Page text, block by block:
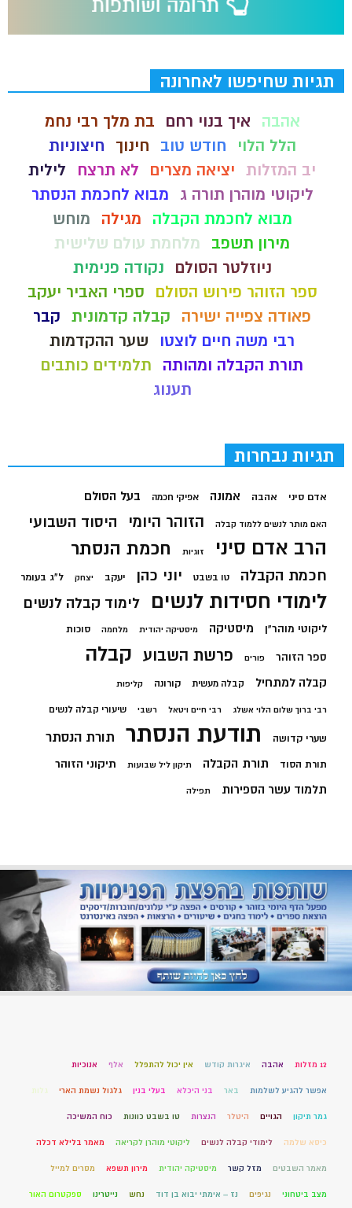
תגיות שחיפשו לאחרונה
אהבה איך בנוי רחם
בת מלך רבי נחמ
הלל הלוי
חודש טוב חינוך
חיצוניות
יב המזלות יציאה מצרים לא תרצח
לילית
ליקוטי מוהרן תורה ג
מבוא לחכמת הנסתר
מבוא לחכמת הקבלה
מגילה
מוחש
מירון תשפב
מלחמת עולם שלישית
ניוזלטר הסולם
נקודה פנימית
ספר הזוהר פירוש הסולם
ספרי האביר יעקב
פאודה צפייה ישירה
קבלה קדמונית קבר
רבי משה חיים לוצטו
שער ההקדמות
תורת הקבלה ומהותה
תלמידים כותבים
תענוג
תגיות נבחרות
אדם סיני אהבה אמונה אפיקי חכמה בעל הסולם
האם מותר לנשים ללמוד קבלה הזוהר היומי היסוד השבועי
הרב אדם סיני זוגיות חכמת הנסתר
חכמת הקבלה טו בשבט יוני כהן יעקב יצחק ל"ג בעומר
לימודי חסידות לנשים לימוד קבלה לנשים
ליקוטי מוהר"ן מיסטיקה מיסטיקה יהודית מלחמה סוכות
ספר הזוהר פורים פרשת השבוע קבלה
קבלה למתחיל קבלה מעשית קורונה קליפות
רבי ברוך שלום הלוי אשלג רבי חיים ויטאל רשבי שיעורי קבלה לנשים
שערי קדושה תודעת הנסתר תורת הנסתר
תורת הסוד תורת הקבלה תיקון ליל שבועות תיקוני הזוהר
תלמוד עשר הספירות תפילה
12 מזלות אהבה איגרות קודש אין יכול להתפלל אלף אנוכיות
אפשר להגיע לשלמות באר בני היכלא בעלי בנין גלגול נשמת הארי גלות
גמר תיקון הגויים היטלר הנצרות טו בשבט כוונות כוח המשיכה
כיסא שלמה לימודי קבלה לנשים ליקוטי מוהרן לקריאה מאמר בלילא דכלה
מאמר השבטים מזל קשר מיסטיקה יהודית מירון תשפא מסרים למייל
מצב ביטחוני נגיפים נז – אימתי יבוא בן דוד נחש נייטרינו ספקטרום האור